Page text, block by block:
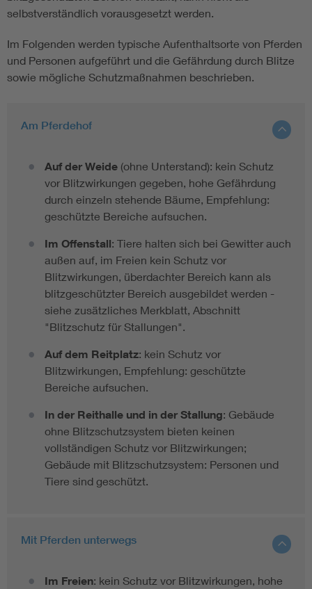
selbstverständlich vorausgesetzt werden.
Im Folgenden werden typische Aufenthaltsorte von Pferden
und Personen aufgeführt und die Gefährdung durch Blitze
sowie mögliche Schutzmaßnahmen beschrieben.
Am Pferdehof
Auf der Weide (ohne Unterstand): kein Schutz
vor Blitzwirkungen gegeben, hohe Gefährdung
durch einzeln stehende Bäume, Empfehlung:
geschützte Bereiche aufsuchen.
Im Offenstall: Tiere halten sich bei Gewitter auch
außen auf, im Freien kein Schutz vor
Blitzwirkungen, überdachter Bereich kann als
blitzgeschützter Bereich ausgebildet werden -
siehe zusätzliches Merkblatt, Abschnitt
"Blitzschutz für Stallungen".
Auf dem Reitplatz: kein Schutz vor
Blitzwirkungen, Empfehlung: geschützte
Bereiche aufsuchen.
In der Reithalle und in der Stallung: Gebäude
ohne Blitzschutzsystem bieten keinen
vollständigen Schutz vor Blitzwirkungen;
Gebäude mit Blitzschutzsystem: Personen und
Tiere sind geschützt.
Mit Pferden unterwegs
Im Freien: kein Schutz vor Blitzwirkungen, hohe